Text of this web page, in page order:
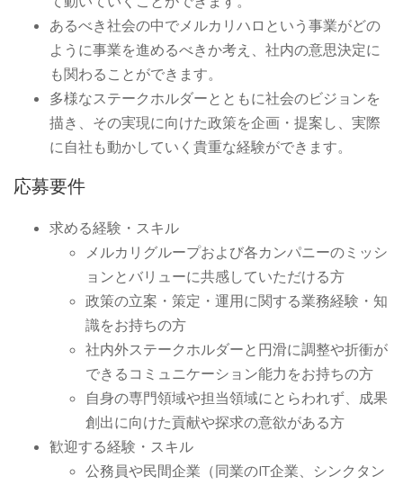
あるべき社会の中でメルカリハロという事業がどの
ように事業を進めるべきか考え、社内の意思決定に
も関わることができます。
多様なステークホルダーとともに社会のビジョンを
描き、その実現に向けた政策を企画・提案し、実際
に自社も動かしていく貴重な経験ができます。
応募要件
求める経験・スキル
メルカリグループおよび各カンパニーのミッシ
ョンとバリューに共感していただける方
政策の立案・策定・運用に関する業務経験・知
識をお持ちの方
社内外ステークホルダーと円滑に調整や折衝が
できるコミュニケーション能力をお持ちの方
自身の専門領域や担当領域にとらわれず、成果
創出に向けた貢献や探求の意欲がある方
歓迎する経験・スキル
公務員や民間企業（同業のIT企業、シンクタン